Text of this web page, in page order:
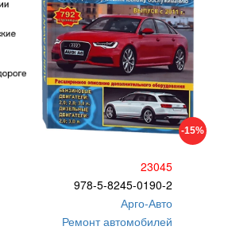
-15%
23045
978-5-8245-0190-2
Арго-Авто
Ремонт автомобилей